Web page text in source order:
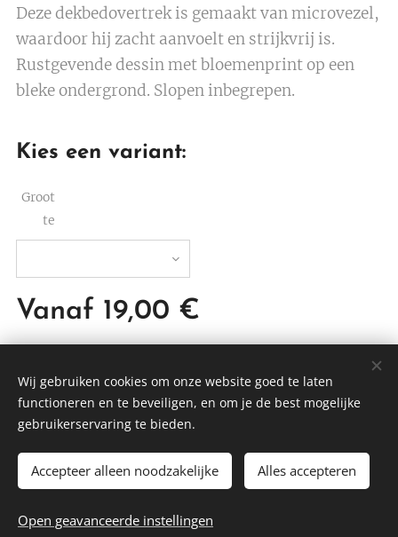
Deze dekbedovertrek is gemaakt van microvezel,
waardoor hij zacht aanvoelt en strijkvrij is.
Rustgevende dessin met bloemenprint op een
bleke ondergrond. Slopen inbegrepen.
Kies een variant:
Groot
te
Vanaf 19,00 €
NIET IN VOORRAAD
DTBEDDING
Wij gebruiken cookies om onze website goed te laten
functioneren en te beveiligen, en om je de best mogelijke
gebruikerservaring te bieden.
Accepteer alleen noodzakelijke Alles accepteren
Open geavanceerde instellingen